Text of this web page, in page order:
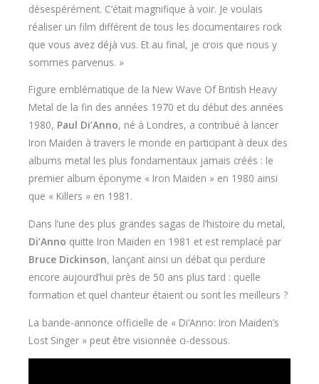
désespérément. C’était magnifique à voir. Je voulais
réaliser un film différent de tous les documentaires rock
que vous avez déjà vus. Et au final, je crois que nous y
sommes parvenus. »
Figure emblématique de la New Wave Of British Heavy
Metal de la fin des années 1970 et du début des années
1980, Paul Di’Anno, né à Londres, a contribué à lancer
Iron Maiden à travers le monde en participant à deux des
albums metal les plus fondamentaux jamais créés : le
premier album éponyme « Iron Maiden » en 1980 ainsi
que « Killers » en 1981.
Dans l’une des plus grandes sagas de l’histoire du metal,
Di’Anno quitte Iron Maiden en 1981 et est remplacé par
Bruce Dickinson, lançant ainsi un débat qui perdure
encore aujourd’hui près de 50 ans plus tard : quelle
formation et quel chanteur étaient ou sont les meilleurs ?
La bande-annonce officielle de « Di’Anno: Iron Maiden’s
Lost Singer » peut être visionnée ci-dessous.